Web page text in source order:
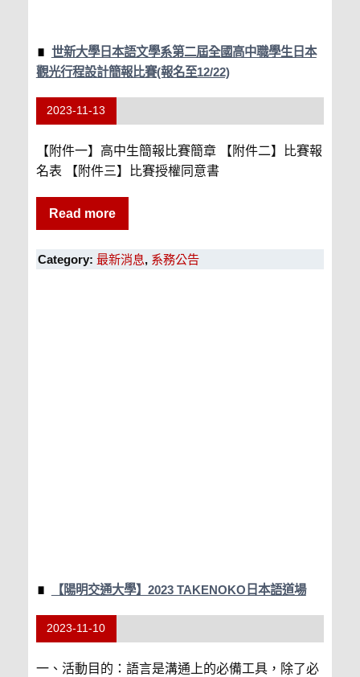
世新大學日本語文學系第二屆全國高中職學生日本
觀光行程設計簡報比賽(報名至12/22)
2023-11-13
【附件一】高中生簡報比賽簡章 【附件二】比賽報
名表 【附件三】比賽授權同意書
Read more
Category: 最新消息, 系務公告
【陽明交通大學】2023 TAKENOKO日本語道場
2023-11-10
一、活動目的：語言是溝通上的必備工具，除了必